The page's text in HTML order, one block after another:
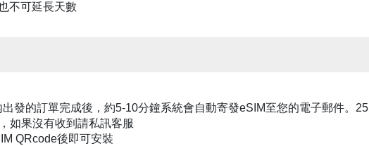
不可延長天數
發的訂單完成後，約5-10分鐘系統會自動寄發eSIM至您的電子郵件。
如果沒有收到請私訊客服
QRcode後即可安裝